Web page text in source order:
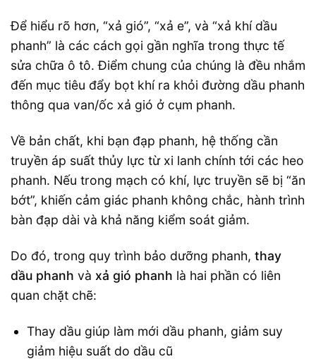
Để hiểu rõ hơn, “xả gió”, “xả e”, và “xả khí dầu
phanh” là các cách gọi gần nghĩa trong thực tế
sửa chữa ô tô. Điểm chung của chúng là đều nhắm
đến mục tiêu đẩy bọt khí ra khỏi đường dầu phanh
thông qua van/ốc xả gió ở cụm phanh.
Về bản chất, khi bạn đạp phanh, hệ thống cần
truyền áp suất thủy lực từ xi lanh chính tới các heo
phanh. Nếu trong mạch có khí, lực truyền sẽ bị “ăn
bớt”, khiến cảm giác phanh không chắc, hành trình
bàn đạp dài và khả năng kiểm soát giảm.
Do đó, trong quy trình bảo dưỡng phanh, thay
dầu phanh và xả gió phanh là hai phần có liên
quan chặt chẽ:
Thay dầu giúp làm mới dầu phanh, giảm suy
giảm hiệu suất do dầu cũ